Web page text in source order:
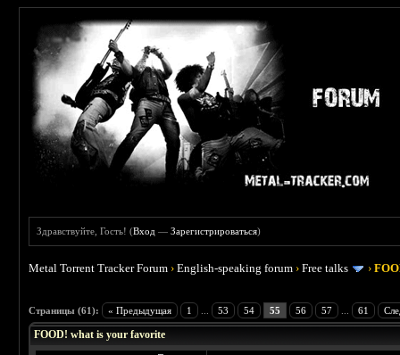
Здравствуйте, Гость! (Вход —Зарегистрироваться)
Metal Torrent Tracker Forum ›English-speaking forum ›Free talks ›
Страницы (61): « Предыдущая 1 53 54 55 56 57 61
FOOD! what is your favorite